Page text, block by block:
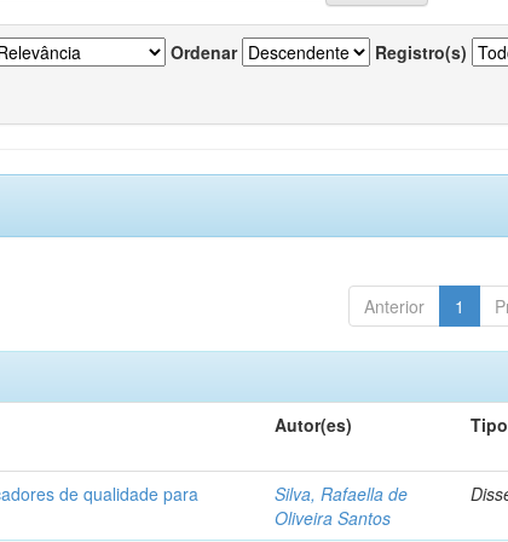
Ordenar Registro(s)
Anterior 1
Autor(es) Tipo
de qualidade para
Silva, Rafaella de
Oliveira Santos